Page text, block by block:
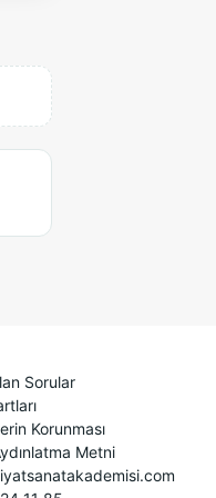
Sorular
Korunması
Metni